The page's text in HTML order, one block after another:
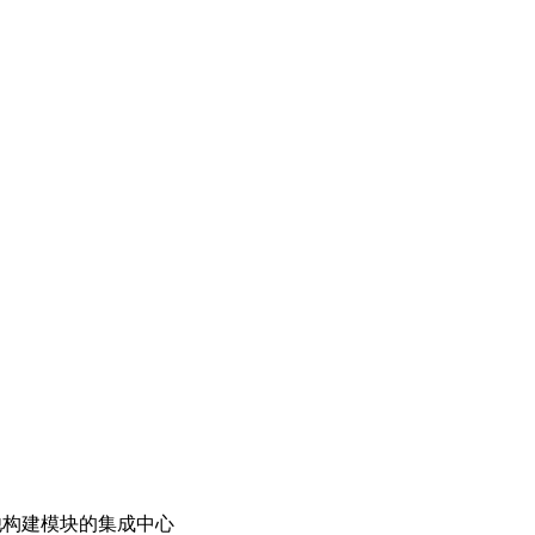
建模块的集成中心